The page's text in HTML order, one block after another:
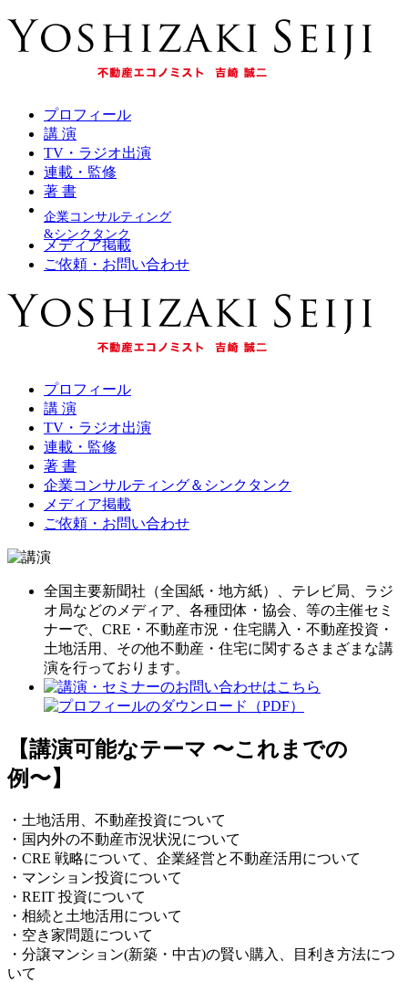
プロフィール
講 演
TV・ラジオ出演
連載・監修
著 書
企業コンサルティング
&シンクタンク
メディア掲載
ご依頼・お問い合わせ
プロフィール
講 演
TV・ラジオ出演
連載・監修
著 書
企業コンサルティング＆シンクタンク
メディア掲載
ご依頼・お問い合わせ
全国主要新聞社（全国紙・地方紙）、テレビ局、ラジ
オ局などのメディア、各種団体・協会、等の主催セミ
ナーで、CRE・不動産市況・住宅購入・不動産投資・
土地活用、その他不動産・住宅に関するさまざまな講
演を行っております。
【講演可能なテーマ 〜これまでの
例〜】
・土地活用、不動産投資について
・国内外の不動産市況状況について
・CRE 戦略について、企業経営と不動産活用について
・マンション投資について
・REIT 投資について
・相続と土地活用について
・空き家問題について
・分譲マンション(新築・中古)の賢い購入、目利き方法につ
いて